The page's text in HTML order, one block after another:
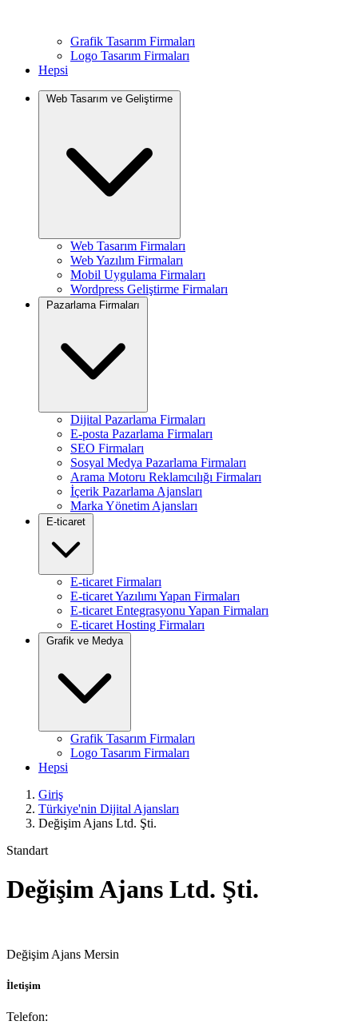
Grafik Tasarım Firmaları
Logo Tasarım Firmaları
Hepsi
Web Tasarım ve Geliştirme
Web Tasarım Firmaları
Web Yazılım Firmaları
Mobil Uygulama Firmaları
Wordpress Geliştirme Firmaları
Pazarlama Firmaları
Dijital Pazarlama Firmaları
E-posta Pazarlama Firmaları
SEO Firmaları
Sosyal Medya Pazarlama Firmaları
Arama Motoru Reklamcılığı Firmaları
İçerik Pazarlama Ajansları
Marka Yönetim Ajansları
E-ticaret
E-ticaret Firmaları
E-ticaret Yazılımı Yapan Firmaları
E-ticaret Entegrasyonu Yapan Firmaları
E-ticaret Hosting Firmaları
Grafik ve Medya
Grafik Tasarım Firmaları
Logo Tasarım Firmaları
Hepsi
Giriş
Türkiye'nin Dijital Ajansları
Değişim Ajans Ltd. Şti.
Standart
Değişim Ajans Ltd. Şti.
Değişim Ajans Mersin
İletişim
Telefon: